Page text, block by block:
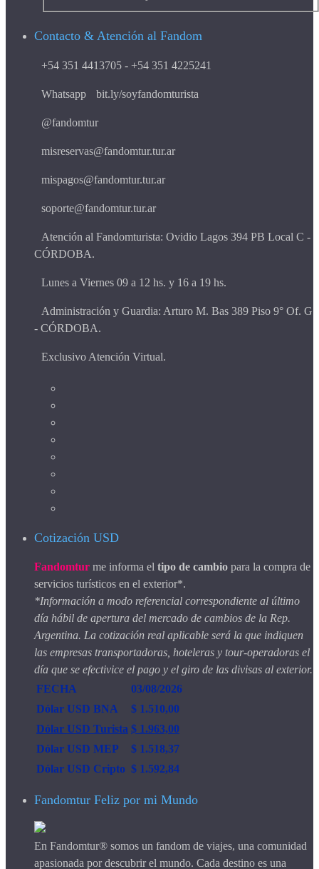
Contacto & Atención al Fandom
+54 351 4413705 - +54 351 4225241
Whatsapp bit.ly/soyfandomturista
@fandomtur
misreservas@fandomtur.tur.ar
mispagos@fandomtur.tur.ar
soporte@fandomtur.tur.ar
Atención al Fandomturista: Ovidio Lagos 394 PB Local C -
CÓRDOBA.
Lunes a Viernes 09 a 12 hs. y 16 a 19 hs.
Administración y Guardia: Arturo M. Bas 389 Piso 9° Of. G
- CÓRDOBA.
Exclusivo Atención Virtual.
Cotización USD
Fandomtur me informa el tipo de cambio para la compra de
servicios turísticos en el exterior*.
*Información a modo referencial correspondiente al último
día hábil de apertura del mercado de cambios de la Rep.
Argentina. La cotización real aplicable será la que indiquen
las empresas transportadoras, hoteleras y tour-operadoras el
día que se efectivice el pago y el giro de las divisas al exterior.
FECHA
03/08/2026
Dólar USD BNA
$ 1.510,00
Dólar USD Turista $ 1.963,00
Dólar USD MEP
$ 1.518,37
Dólar USD Cripto $ 1.592,84
Fandomtur Feliz por mi Mundo
En Fandomtur® somos un fandom de viajes, una comunidad
apasionada por descubrir el mundo. Cada destino es una